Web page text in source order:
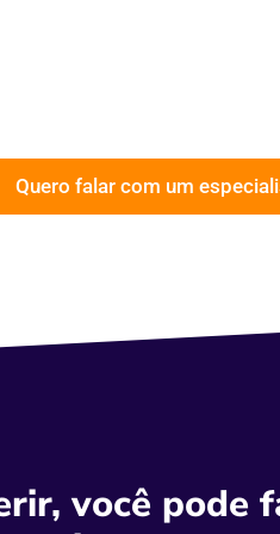
Quero falar com um
você pode